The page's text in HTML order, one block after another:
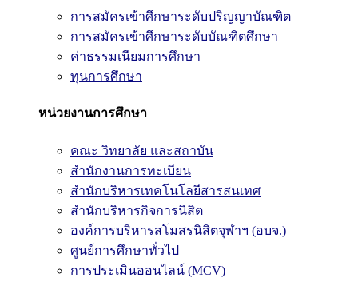
การสมัครเข้าศึกษาระดับปริญญาบัณฑิต
การสมัครเข้าศึกษาระดับบัณฑิตศึกษา
ค่าธรรมเนียมการศึกษา
ทุนการศึกษา
หน่วยงานการศึกษา
คณะ วิทยาลัย และสถาบัน
สำนักงานการทะเบียน
สำนักบริหารเทคโนโลยีสารสนเทศ
สำนักบริหารกิจการนิสิต
องค์การบริหารสโมสรนิสิตจุฬาฯ (อบจ.)
ศูนย์การศึกษาทั่วไป
การประเมินออนไลน์ (MCV)